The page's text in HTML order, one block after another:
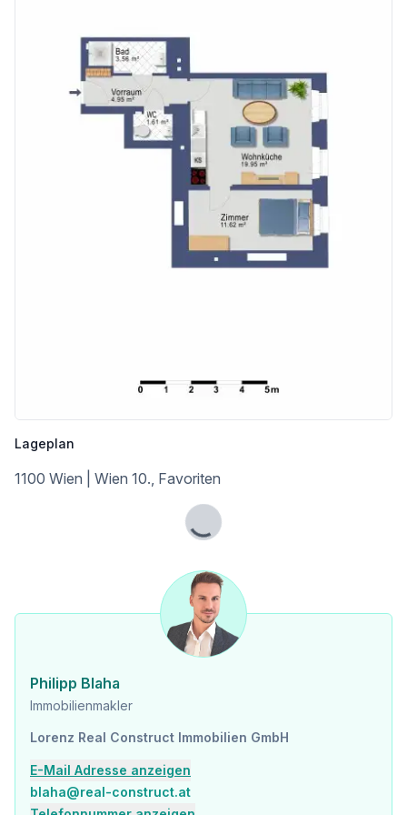
FOTOS © REALAGENCY
HINWEIS: EINIGE DER FOTOS WURDEN MIT DER UNTERSTÜTZUNG VON KI BEARBEITET.
Wir weisen darauf hin, dass zwischen dem Vermittler und dem zu vermittelnden Dritten ein familiäres oder wirtschaftliches Naheverhältnis besteht.
Kinder & Schulen
Schule <175m
Kindergarten <100m
Universität <1.050m
Bank <500m
Post <150m
Polizei <75m
Verkehr
Bus <75m
U-Bahn <525m
Straßenbahn <350m
Lageplan
1100 Wien | Wien 10., Favoriten
Lade...
Philipp Blaha
Immobilienmakler
Lorenz Real Construct Immobilien GmbH
E-Mail Adresse anzeigen
blaha@real-construct.at